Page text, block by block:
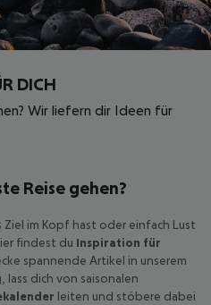
DICH
Wir liefern dir Ideen für
Reise gehen?
im Kopf hast oder einfach Lust
findest du Inspiration für
spannende Artikel in unserem
, lass dich von saisonalen
leiten und stöbere dabei